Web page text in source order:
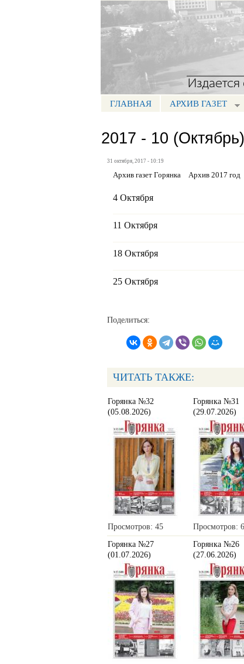
Портал СМИ КБР
МЕНЮ ГОРЯНКА
ГЛАВНАЯ АРХИВ ГАЗЕТ
2017 - 10 (Октябрь)
31 октября, 2017 - 10:19
Архив газет Горянка Архив 2017 год
4 Октября
11 Октября
18 Октября
25 Октября
Поделиться:
ЧИТАТЬ ТАКЖЕ:
Горянка №32
(05.08.2026)
Просмотров: 45
Горянка №31
(29.07.2026)
Просмотров:
Горянка №27
(01.07.2026)
Горянка №26
(27.06.2026)